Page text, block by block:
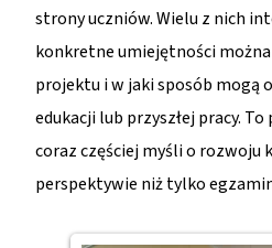
strony uczniów. Wielu z nich
konkretne umiejętności
projektu i w jaki sposób mogą
edukacji lub przyszłej pracy.
coraz częściej myśli o rozwoju
perspektywie niż tylko